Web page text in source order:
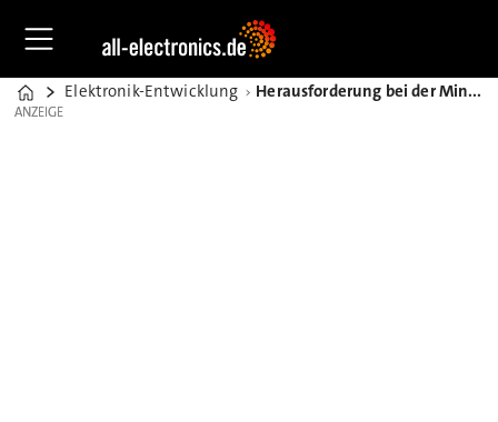
Home
Elektronik-Entwicklung Herausforderung bei der Miniaturisierung von Quarzen
ANZEIGE
ANZEIGE